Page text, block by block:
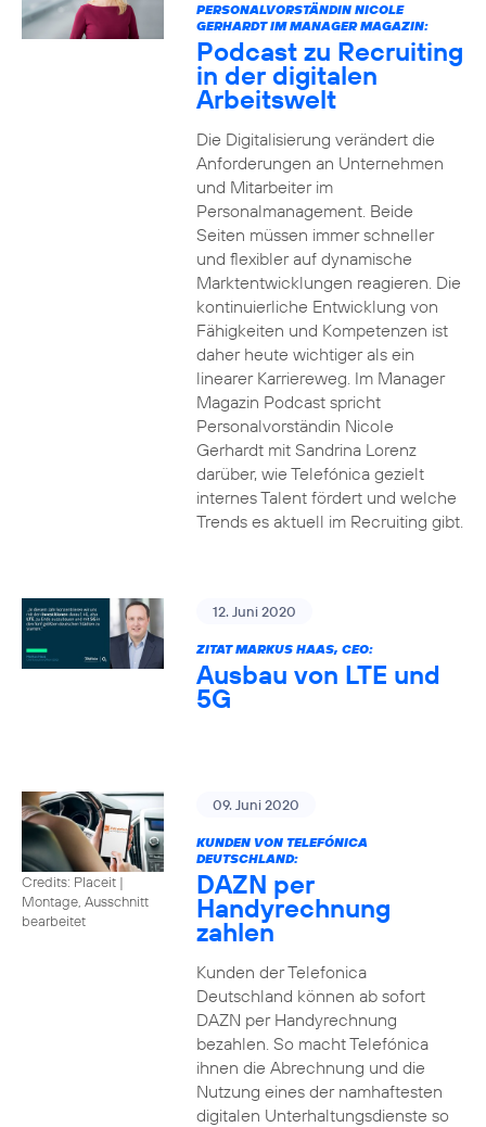
PERSONALVORSTÄNDIN NICOLE
GERHARDT IM MANAGER MAGAZIN:
Podcast zu Recruiting
in der digitalen
Arbeitswelt
Die Digitalisierung verändert die
Anforderungen an Unternehmen
und Mitarbeiter im
Personalmanagement. Beide
Seiten müssen immer schneller
und flexibler auf dynamische
Marktentwicklungen reagieren. Die
kontinuierliche Entwicklung von
Fähigkeiten und Kompetenzen ist
daher heute wichtiger als ein
linearer Karriereweg. Im Manager
Magazin Podcast spricht
Personalvorständin Nicole
Gerhardt mit Sandrina Lorenz
darüber, wie Telefónica gezielt
internes Talent fördert und welche
Trends es aktuell im Recruiting gibt.
12. Juni 2020
ZITAT MARKUS HAAS, CEO:
Ausbau von LTE und
5G
Credits: Placeit |
Montage, Ausschnitt
bearbeitet
09. Juni 2020
KUNDEN VON TELEFÓNICA
DEUTSCHLAND:
DAZN per
Handyrechnung
zahlen
Kunden der Telefonica
Deutschland können ab sofort
DAZN per Handyrechnung
bezahlen. So macht Telefónica
ihnen die Abrechnung und die
Nutzung eines der namhaftesten
digitalen Unterhaltungsdienste so